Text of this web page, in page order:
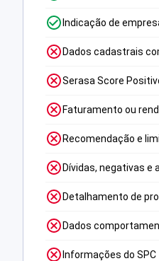
Indicação de
Dados cadastrais
Serasa Score
Faturamento ou
Recomendação e
Dívidas, negativas e
Detalhamento de
Dados
Informações do SPC